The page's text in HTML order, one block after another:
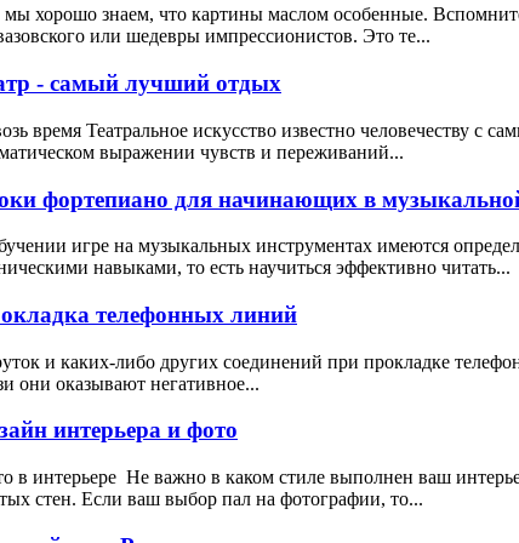
мы хорошо знаем, что картины маслом особенные.
или шедевры импрессионистов. Это те...
- самый лучший отдых
время Театральное искусство известно человечеству с
выражении чувств и переживаний...
фортепиано для начинающих в
игре на музыкальных инструментах имеются
навыками, то есть научиться эффективно читать...
телефонных линий
и каких-либо других соединений при прокладке
они оказывают негативное...
интерьера и фото
в интерьере Не важно в каком стиле выполнен ваш
стен. Если ваш выбор пал на фотографии, то...